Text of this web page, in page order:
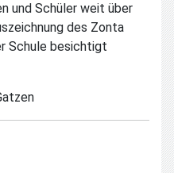
und Schüler weit über
des Zonta
Schule besichtigt